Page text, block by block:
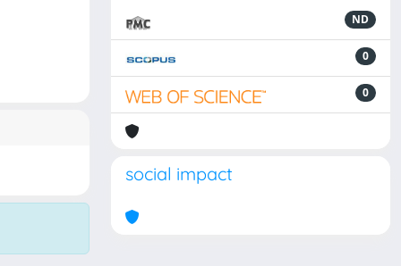
ND
0
0
social impact